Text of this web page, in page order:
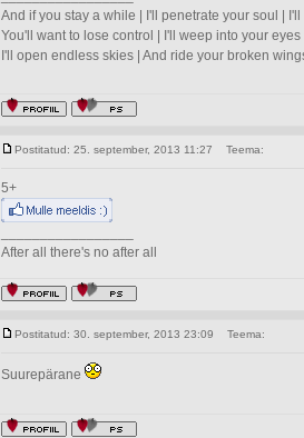
And if you stay a while | I'll penetrate your soul |
You'll want to lose control | I'll weep into your
I'll open endless skies | And ride your broken
Postitatud: 25. september, 2013 11:27 Teema:
5+
After all there's no after all
Postitatud: 30. september, 2013 23:09 Teema:
Suurepärane